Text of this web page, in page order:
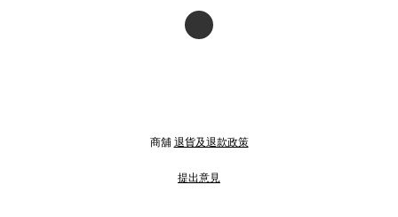
商舖 退貨及退款政策
提出意見